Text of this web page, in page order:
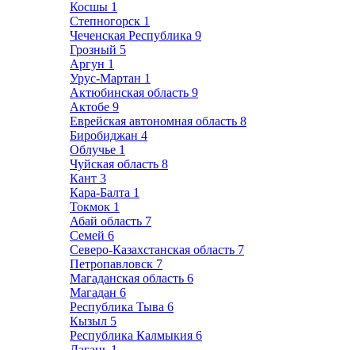
Косшы 1
Степногорск 1
Чеченская Республика 9
Грозный 5
Аргун 1
Урус-Мартан 1
Актюбинская область 9
Актобе 9
Еврейская автономная область 8
Биробиджан 4
Облучье 1
Чуйская область 8
Кант 3
Кара-Балта 1
Токмок 1
Абай область 7
Семей 6
Северо-Казахстанская область 7
Петропавловск 7
Магаданская область 6
Магадан 6
Республика Тыва 6
Кызыл 5
Республика Калмыкия 6